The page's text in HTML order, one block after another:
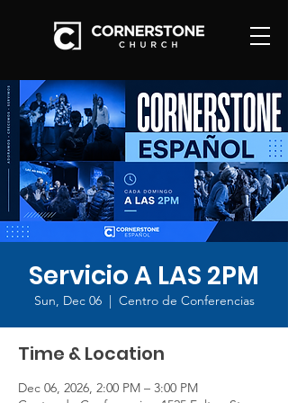
Servicio A LAS 2PM
Sun, Dec 06
  |
Centro de Conferencias
Time & Location
Dec 06, 2026, 2:00 PM – 3:00 PM